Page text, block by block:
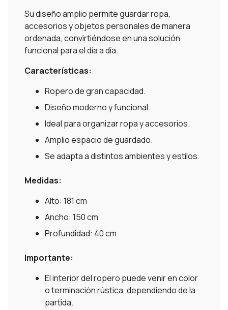
Su diseño amplio permite guardar ropa,
accesorios y objetos personales de manera
ordenada, convirtiéndose en una solución
funcional para el día a día.
Características:
Ropero de gran capacidad.
Diseño moderno y funcional.
Ideal para organizar ropa y accesorios.
Amplio espacio de guardado.
Se adapta a distintos ambientes y estilos.
Medidas:
Alto: 181 cm
Ancho: 150 cm
Profundidad: 40 cm
Importante:
El interior del ropero puede venir en color
o terminación rústica, dependiendo de la
partida.